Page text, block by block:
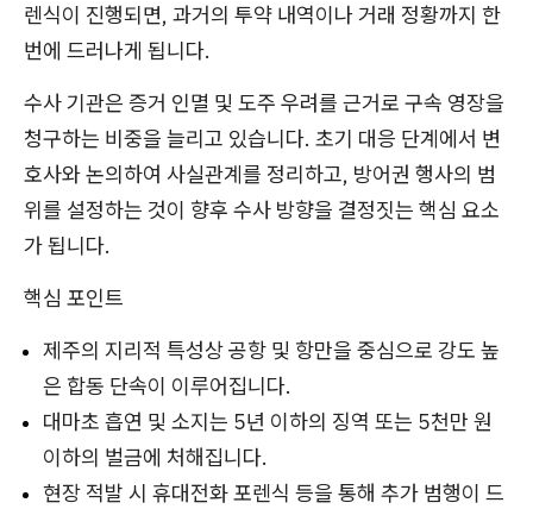
렌식이 진행되면, 과거의 투약 내역이나 거래 정황까지 한
번에 드러나게 됩니다.
수사 기관은 증거 인멸 및 도주 우려를 근거로 구속 영장을
청구하는 비중을 늘리고 있습니다. 초기 대응 단계에서 변
호사와 논의하여 사실관계를 정리하고, 방어권 행사의 범
위를 설정하는 것이 향후 수사 방향을 결정짓는 핵심 요소
가 됩니다.
핵심 포인트
제주의 지리적 특성상 공항 및 항만을 중심으로 강도 높
은 합동 단속이 이루어집니다.
대마초 흡연 및 소지는 5년 이하의 징역 또는 5천만 원
이하의 벌금에 처해집니다.
현장 적발 시 휴대전화 포렌식 등을 통해 추가 범행이 드